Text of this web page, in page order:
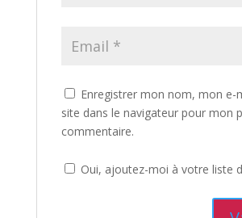
Enregistrer mon nom, mon e-
site dans le navigateur pour mon
commentaire.
Oui, ajoutez-moi à votre liste